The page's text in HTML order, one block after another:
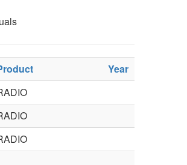
Year